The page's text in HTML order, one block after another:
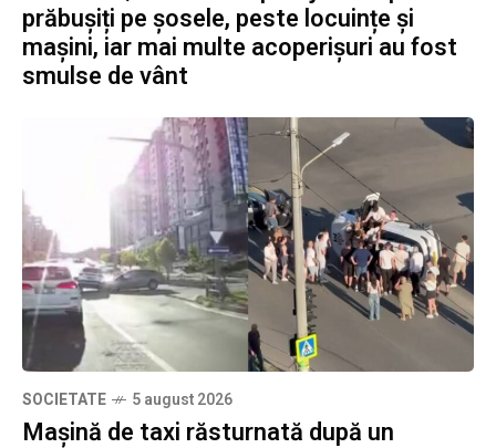
prăbușiți pe șosele, peste locuințe și
mașini, iar mai multe acoperișuri au fost
smulse de vânt
SOCIETATE 5 august 2026
Mașină de taxi răsturnată după un